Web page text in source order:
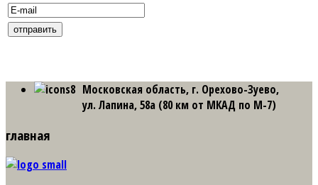
Московская область, г. Орехово-Зуево,
ул. Лапина, 58а (80 км от МКАД по М-7)
главная